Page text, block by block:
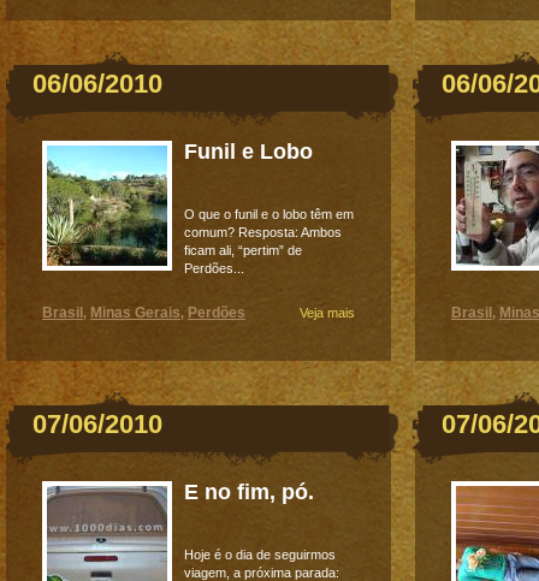
06/06/2010
Funil e Lobo
O que o funil e o lobo têm em
comum? Resposta: Ambos
ficam ali, “pertim” de
Perdões...
Veja mais
Brasil , Minas Gerais, Perdões
07/06/2010
E no fim, pó.
Hoje é o dia de seguirmos
viagem, a próxima parada:
06/06/
Brasil ,
07/06/